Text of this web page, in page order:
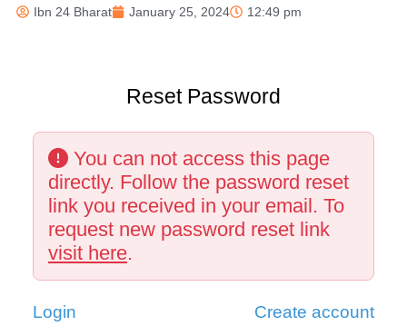
Ibn 24 Bharat January 25, 2024 12:49 pm
Reset Password
You can not access this page
directly. Follow the password reset
link you received in your email. To
request new password reset link
visit here.
Login Create account